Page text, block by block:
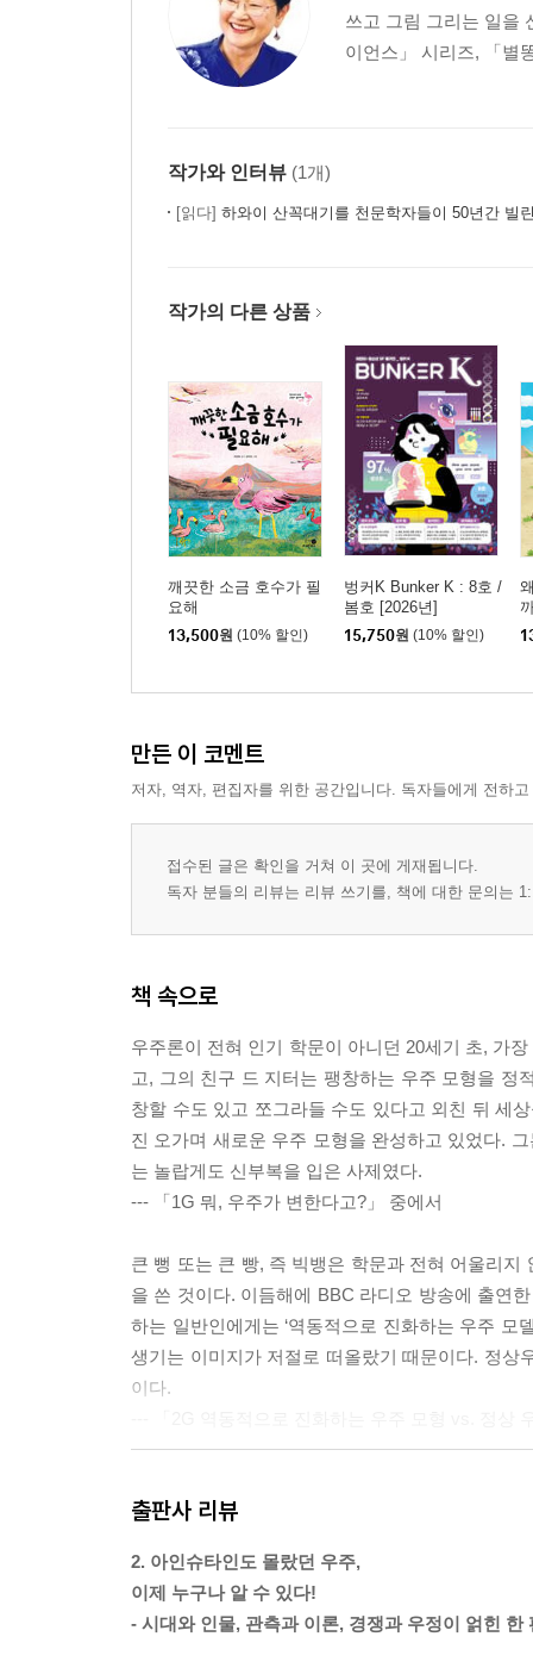
쓰고 그림 그리는 일을
이언스」 시리즈, 「별
작가와 인터뷰 (1개)
[읽다] 하와이 산꼭대기를 천문학자들이 50년간 빌
작가의 다른 상품
깨끗한 소금 호수가 필
요해
13,500원 (10% 할인)
벙커K Bunker K : 8호 /
봄호 [2026년]
15,750원 (10% 할인)
만든 이 코멘트
저자, 역자, 편집자를 위한 공간입니다. 독자들에게 전하
접수된 글은 확인을 거쳐 이 곳에 게재됩니다.
독자 분들의 리뷰는 리뷰 쓰기를, 책에 대한 문의는
책 속으로
우주론이 전혀 인기 학문이 아니던 20세기 초, 가
고, 그의 친구 드 지터는 팽창하는 우주 모형을 정
창할 수도 있고 쪼그라들 수도 있다고 외친 뒤 세
진 오가며 새로운 우주 모형을 완성하고 있었다.
는 놀랍게도 신부복을 입은 사제였다.
--- 「1G 뭐, 우주가 변한다고?」 중에서
큰 뻥 또는 큰 빵, 즉 빅뱅은 학문과 전혀 어울리
을 쓴 것이다. 이듬해에 BBC 라디오 방송에 출연
하는 일반인에게는 ‘역동적으로 진화하는 우주 모
생기는 이미지가 저절로 떠올랐기 때문이다. 정상
이다.
은 폭발의 원인을 설명하며 진정한 빅뱅 우주론
기 위해 에너지를 방출해야 했을까? 인플레이션은
--- 「4G 우주론, 현대 과학의 합집합」 중에서
출판사 리뷰
2. 아인슈타인도 몰랐던 우주,
이제 누구나 알 수 있다!
- 시대와 인물, 관측과 이론, 경쟁과 우정이 얽힌 한